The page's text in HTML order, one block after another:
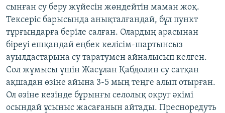
сынған су беру жүйесін жөндейтін маман жоқ.
Тексеріс барысында анықталғандай, бұл пункт
тұрғындарға беріле салған. Олардың арасынан
біреуі ешқандай еңбек келісім-шартынсыз
ауылдастарына су таратумен айналысып келген.
Сол жұмысы үшін Жасұлан Қабдолин су сатқан
ақшадан өзіне айына 3-5 мың теңге алып отырған.
Ол өзіне кезінде бұрынғы селолық округ әкімі
осындай ұсыныс жасағанын айтады. Пресноредуть